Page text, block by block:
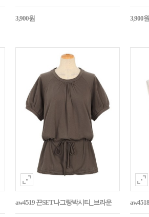
3,900원 3,900원
aw4519 끈SET나그랑박시티_브라운